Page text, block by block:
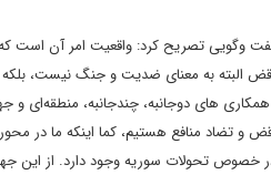
گفت وگویی تصریح کرد: واقعیت امر آن
البته به معنای ضدیت و جنگ نیست،
های دوجانبه، چندجانبه، منطقه‌ای و
و تضاد منافع هستیم، کما اینکه ما در
در خصوص تحولات سوریه وجود دارد. از